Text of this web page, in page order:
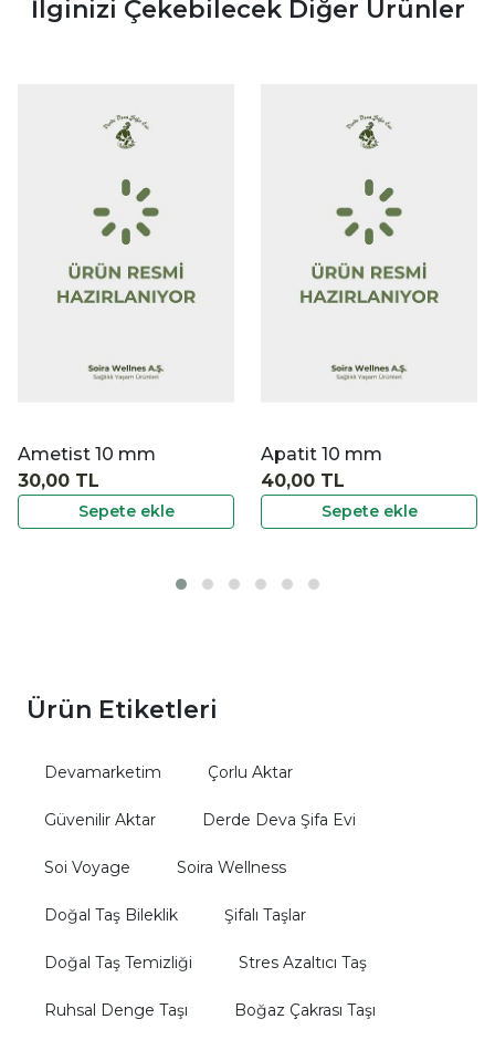
İlginizi Çekebilecek Diğer Ürünler
Apatit 10 mm
Sepete ekle
40,00 TL
Aquamarine 10 mm
Sepete ekle
40,00 TL
Ürün Etiketleri
Devamarketim Çorlu Aktar
Güvenilir Aktar Derde Deva Şifa Evi
Soi Voyage Soira Wellness
Doğal Taş Bileklik Şifalı Taşlar
Doğal Taş Temizliği Stres Azaltıcı Taş
Ruhsal Denge Taşı Boğaz Çakrası Taşı